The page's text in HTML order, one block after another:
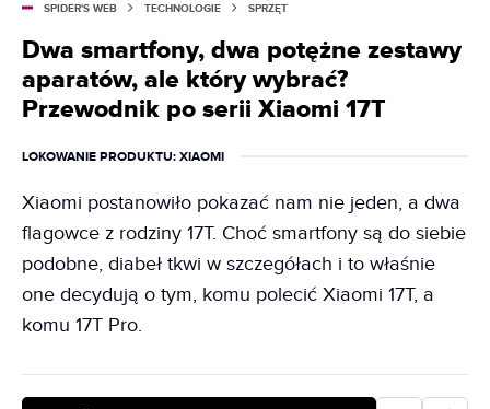
SPIDER'S WEB TECHNOLOGIE SPRZĘT
Dwa smartfony, dwa potężne zestawy
aparatów, ale który wybrać?
Przewodnik po serii Xiaomi 17T
LOKOWANIE PRODUKTU: XIAOMI
Xiaomi postanowiło pokazać nam nie jeden, a dwa
flagowce z rodziny 17T. Choć smartfony są do siebie
podobne, diabeł tkwi w szczegółach i to właśnie
one decydują o tym, komu polecić Xiaomi 17T, a
komu 17T Pro.